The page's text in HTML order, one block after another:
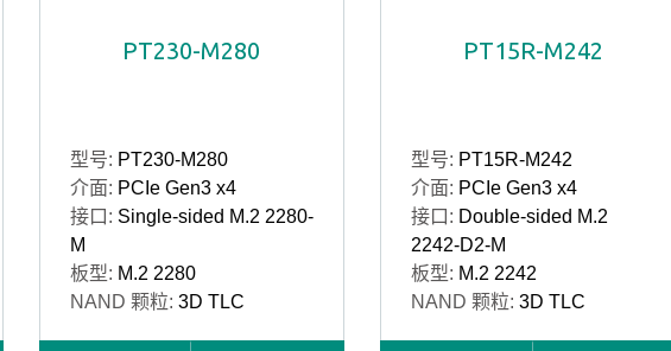
PT230-M280
型号: PT230-M280
介面: PCIe Gen3 x4
接口: Single-sided M.2 2280-
M
板型: M.2 2280
NAND 颗粒: 3D TLC
PT15R-M242
型号: PT15R-M242
介面: PCIe Gen3 x4
接口: Double-sided M.2
2242-D2-M
板型: M.2 2242
NAND 颗粒: 3D TLC